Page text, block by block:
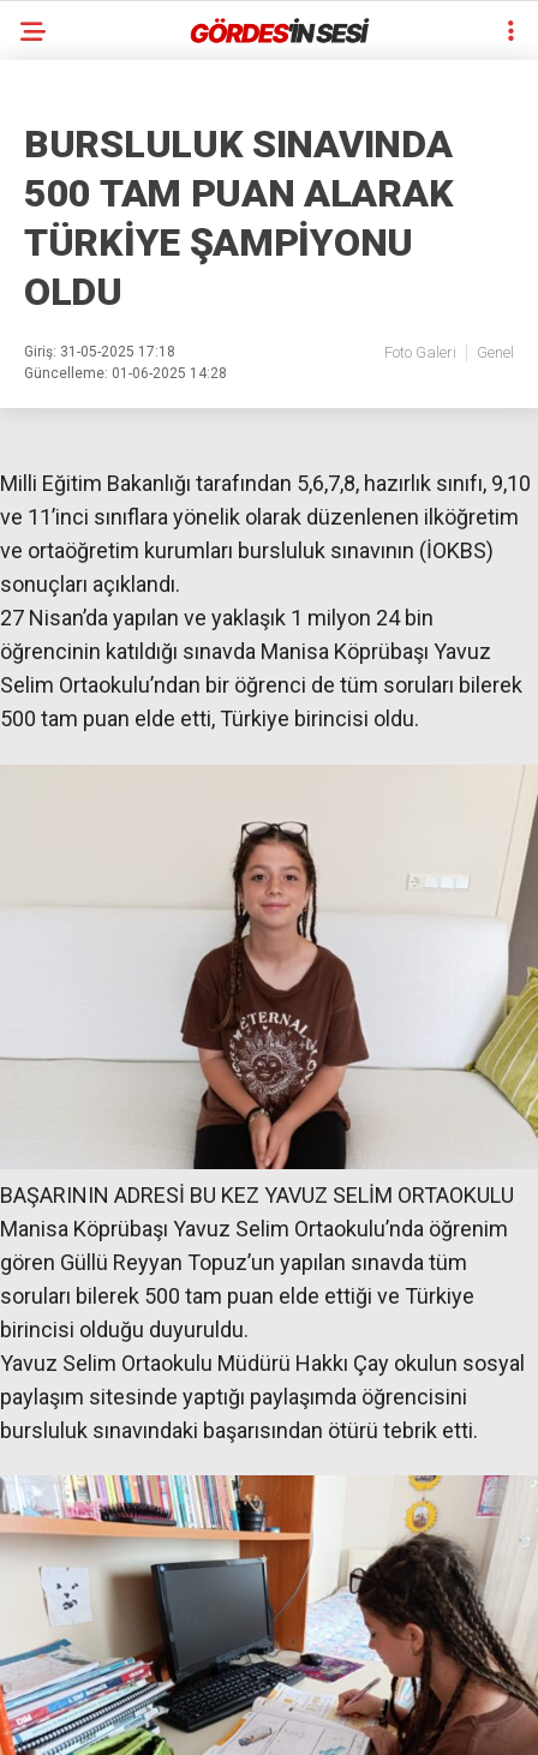
BURSLULUK SINAVINDA
500 TAM PUAN ALARAK
TÜRKİYE ŞAMPİYONU
OLDU
Giriş: 31-05-2025 17:18
Güncelleme: 01-06-2025 14:28
Foto Galeri Genel
Milli Eğitim Bakanlığı tarafından 5,6,7,8, hazırlık sınıfı, 9,10
ve 11’inci sınıflara yönelik olarak düzenlenen ilköğretim
ve ortaöğretim kurumları bursluluk sınavının (İOKBS)
sonuçları açıklandı.
27 Nisan’da yapılan ve yaklaşık 1 milyon 24 bin
öğrencinin katıldığı sınavda Manisa Köprübaşı Yavuz
Selim Ortaokulu’ndan bir öğrenci de tüm soruları bilerek
500 tam puan elde etti, Türkiye birincisi oldu.
BAŞARININ ADRESİ BU KEZ YAVUZ SELİM ORTAOKULU
Manisa Köprübaşı Yavuz Selim Ortaokulu’nda öğrenim
gören Güllü Reyyan Topuz’un yapılan sınavda tüm
soruları bilerek 500 tam puan elde ettiği ve Türkiye
birincisi olduğu duyuruldu.
Yavuz Selim Ortaokulu Müdürü Hakkı Çay okulun sosyal
paylaşım sitesinde yaptığı paylaşımda öğrencisini
bursluluk sınavındaki başarısından ötürü tebrik etti.